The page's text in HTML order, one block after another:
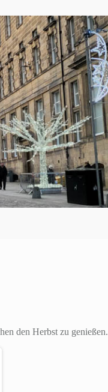
den Herbst zu genießen.